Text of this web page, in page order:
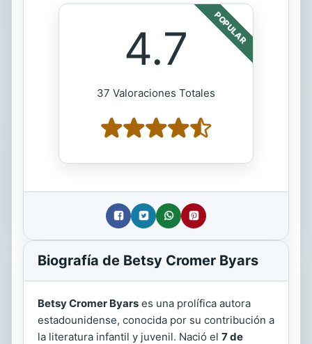
POPULAR
4.7
37 Valoraciones Totales
Biografía de Betsy Cromer Byars
Betsy Cromer Byars es una prolífica autora
estadounidense, conocida por su contribución a
la literatura infantil y juvenil. Nació el 7 de